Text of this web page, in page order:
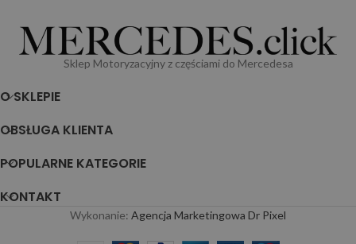
Sklep Motoryzacyjny z częściami do Mercedesa
O SKLEPIE
OBSŁUGA KLIENTA
POPULARNE KATEGORIE
KONTAKT
Wykonanie: Agencja Marketingowa Dr Pixel